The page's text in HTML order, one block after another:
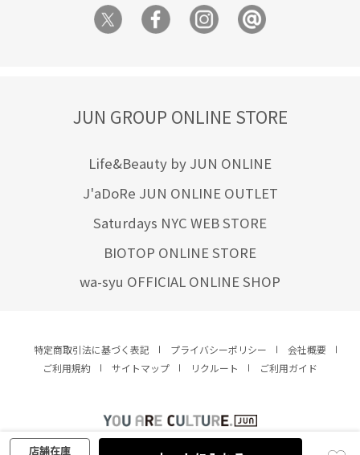
JUN GROUP ONLINE STORE
Life&Beauty by JUN ONLINE
J'aDoRe JUN ONLINE OUTLET
Saturdays NYC WEB STORE
BIOTOP ONLINE STORE
wa-syu OFFICIAL ONLINE SHOP
特定商取引法に基づく表記 プライバシーポリシー
会社概要
ご利用規約
サイトマップ リクルート ご利用ガイド
YOU ARE CULTURE.
店舗在庫